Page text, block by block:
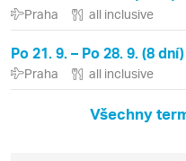
Praha all inclusive
Po 21. 9. – Po 28. 9. (8 dní)
Praha all inclusive
Všechny